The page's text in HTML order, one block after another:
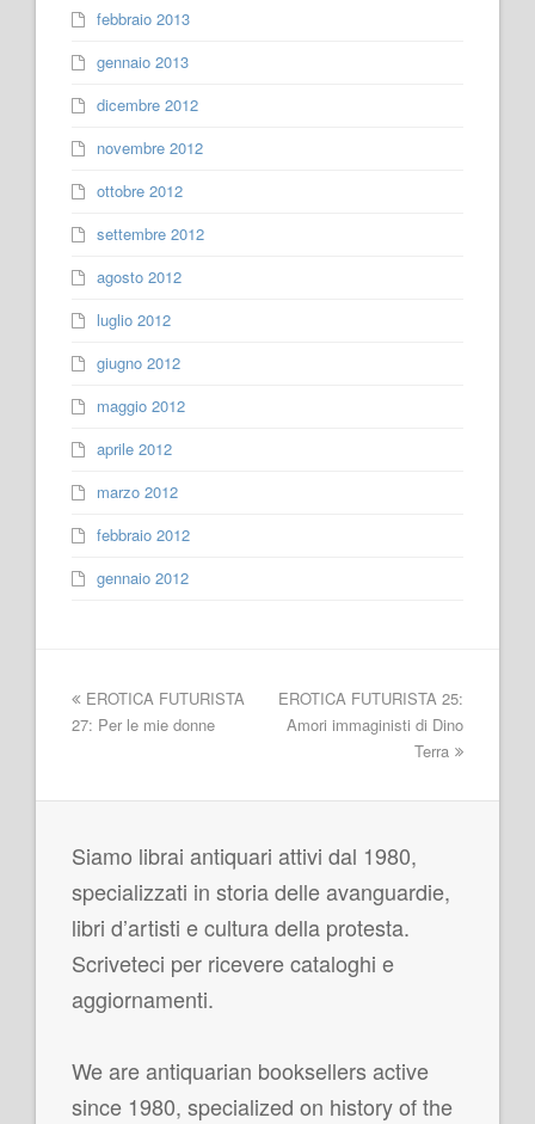
febbraio 2013
gennaio 2013
dicembre 2012
novembre 2012
ottobre 2012
settembre 2012
agosto 2012
luglio 2012
giugno 2012
maggio 2012
aprile 2012
marzo 2012
febbraio 2012
gennaio 2012
EROTICA FUTURISTA 25:
Amori immaginisti di Dino
Terra
EROTICA FUTURISTA
27: Per le mie donne
Siamo librai antiquari attivi dal 1980,
specializzati in storia delle avanguardie,
libri d’artisti e cultura della protesta.
Scriveteci per ricevere cataloghi e
aggiornamenti.
We are antiquarian booksellers active
since 1980, specialized on history of the